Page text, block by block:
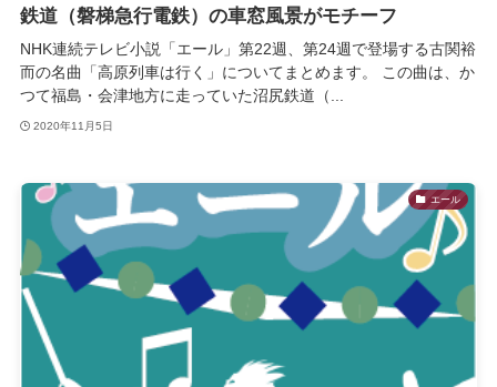
鉄道（磐梯急行電鉄）の車窓風景がモチーフ
NHK連続テレビ小説「エール」第22週、第24週で登場する古関裕
而の名曲「高原列車は行く」についてまとめます。 この曲は、か
つて福島・会津地方に走っていた沼尻鉄道（...
2020年11月5日
エール